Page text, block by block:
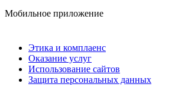
Мобильное приложение
Этика и комплаенс
Оказание услуг
Использование сайтов
Защита персональных данных